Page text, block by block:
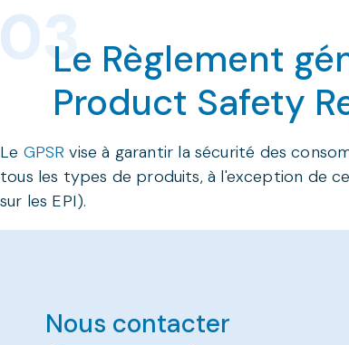
Le Règlement
Product Safety
Le GPSR vise à garantir la sécurité des
tous les types de produits, à l'exception de
sur les EPI).
Nous contacter